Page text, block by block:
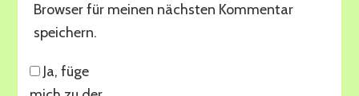
Browser für meinen nächsten Kommentar
speichern.
Ja, füge